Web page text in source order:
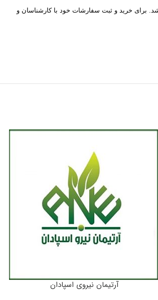
برای خرید و ثبت سفارشات خود با کارشناسان و
آرتیمان نیروی اسپادان